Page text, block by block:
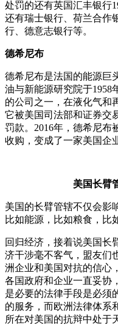
处罚的还有英国汇丰银行
还有瑞士银行、荷兰合作
行、德意志银行等。
德希尼布
德希尼布是法国的能源巨
油与新能源研究院于1958
的公司之一，在液化气和
它被美国司法部和证券交
罚款。2016年，德希尼
收购，变成了一家美国企
美国长臂
美国的长臂管辖不仅会影
比如能源，比如粮食，比
回归经济，接着说美国长
济干涉毫不客气，盟友们
洲企业和美国对抗的信心
各国政府和企业一直妥协
是必要的法律手段是必须
的服务，而欧洲法律体系
所在对美国的抗辩中处于